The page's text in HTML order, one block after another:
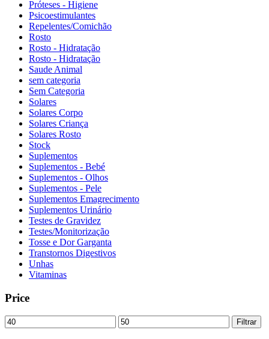
Próteses - Higiene
Psicoestimulantes
Repelentes/Comichão
Rosto
Rosto - Hidratação
Rosto - Hidratação
Saude Animal
sem categoria
Sem Categoria
Solares
Solares Corpo
Solares Criança
Solares Rosto
Stock
Suplementos
Suplementos - Bebé
Suplementos - Olhos
Suplementos - Pele
Suplementos Emagrecimento
Suplementos Urinário
Testes de Gravidez
Testes/Monitorização
Tosse e Dor Garganta
Transtornos Digestivos
Unhas
Vitaminas
Price
Preço
mínimo
Preço
máximo
Filtrar